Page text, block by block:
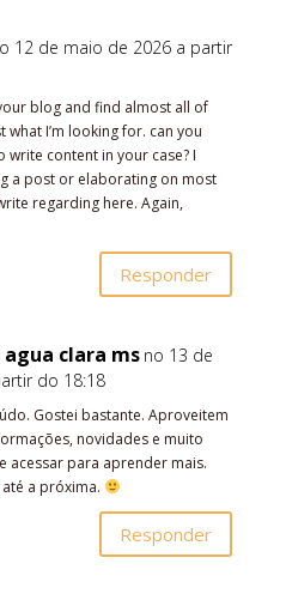
12 de maio de 2026 a partir
blog and find almost all of
what I’m looking for. can you
content in your case? I
a post or elaborating on most
regarding here. Again,
Responder
clara ms no 13 de
do 18:18
Gostei bastante. Aproveitem
novidades e muito
acessar para aprender mais.
a próxima.
Responder